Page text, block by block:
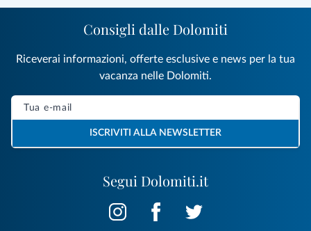
Segui Dolomiti.it
Consigli dalle Dolomiti
Riceverai informazioni, offerte esclusive e news per la tua
vacanza nelle Dolomiti.
ISCRIVITI ALLA NEWSLETTER